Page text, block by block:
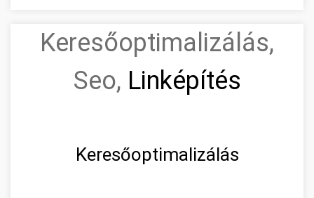
Keresőoptimalizálás,
Seo, Linképítés
Keresőoptimalizálás